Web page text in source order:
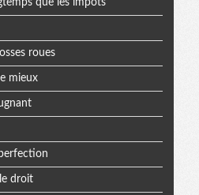
que les impôts
roues
mieux
droit